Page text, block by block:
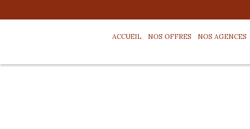
ACCUEIL NOS OFFRES NOS AGENCES